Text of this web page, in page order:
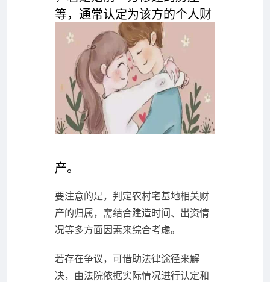
等，通常认定为该方的个人财
产。
要注意的是，判定农村宅基地相关财
产的归属，需结合建造时间、出资情
况等多方面因素来综合考虑。
若存在争议，可借助法律途径来解
决，由法院依据实际情况进行认定和